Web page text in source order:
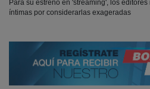
Para su estreno en 'streaming', los
íntimas por considerarlas exageradas